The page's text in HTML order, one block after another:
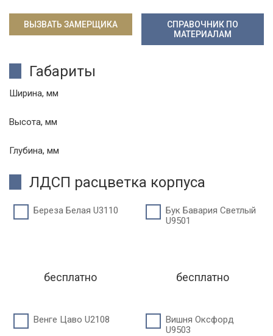
ВЫЗВАТЬ ЗАМЕРЩИКА
СПРАВОЧНИК ПО
МАТЕРИАЛАМ
Габариты
Ширина, мм
Высота, мм
Глубина, мм
ЛДСП расцветка корпуса
Береза Белая U3110
бесплатно
Бук Бавария Светлый
U9501
бесплатно
Венге Цаво U2108
Вишня Оксфорд
U9503